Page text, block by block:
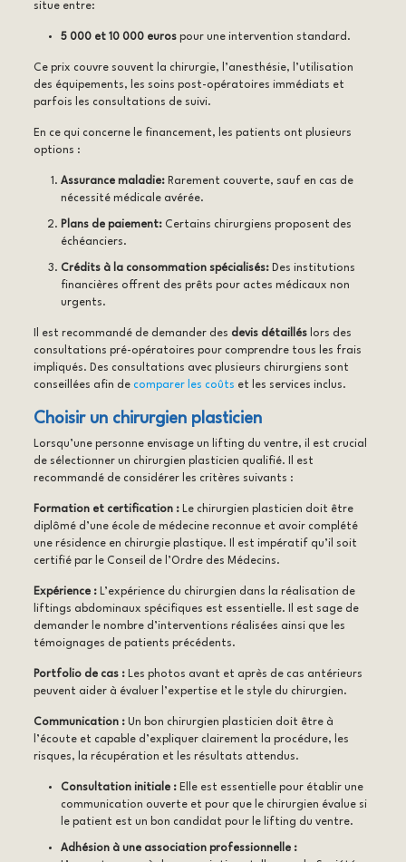
situe entre:
5 000 et 10 000 eurospour une intervention standard.
Ce prix couvre souvent la chirurgie, l’anesthésie, l’utilisation
des équipements, les soins post-opératoires immédiats et
parfois les consultations de suivi.
En ce qui concerne le financement, les patients ont plusieurs
options :
Assurance maladie:Rarement couverte, sauf en cas de
nécessité médicale avérée.
Plans de paiement:Certains chirurgiens proposent des
échéanciers.
Crédits à la consommation spécialisés:Des institutions
financières offrent des prêts pour actes médicaux non
urgents.
Il est recommandé de demander des devis détailléslors des
consultations pré-opératoires pour comprendre tous les frais
impliqués. Des consultations avec plusieurs chirurgiens sont
conseillées afin de comparer les coûts et les services inclus.
Choisir un chirurgien plasticien
Lorsqu’une personne envisage un lifting du ventre, il est crucial
de sélectionner un chirurgien plasticien qualifié. Il est
recommandé de considérer les critères suivants :
Formation et certification :Le chirurgien plasticien doit être
diplômé d’une école de médecine reconnue et avoir complété
une résidence en chirurgie plastique. Il est impératif qu’il soit
certifié par le Conseil de l’Ordre des Médecins.
Expérience :L’expérience du chirurgien dans la réalisation de
liftings abdominaux spécifiques est essentielle. Il est sage de
demander le nombre d’interventions réalisées ainsi que les
témoignages de patients précédents.
Portfolio de cas :Les photos avant et après de cas antérieurs
peuvent aider à évaluer l’expertise et le style du chirurgien.
Communication :Un bon chirurgien plasticien doit être à
l’écoute et capable d’expliquer clairement la procédure, les
risques, la récupération et les résultats attendus.
Consultation initiale :Elle est essentielle pour établir une
communication ouverte et pour que le chirurgien évalue si
le patient est un bon candidat pour le lifting du ventre.
Adhésion à une association professionnelle :